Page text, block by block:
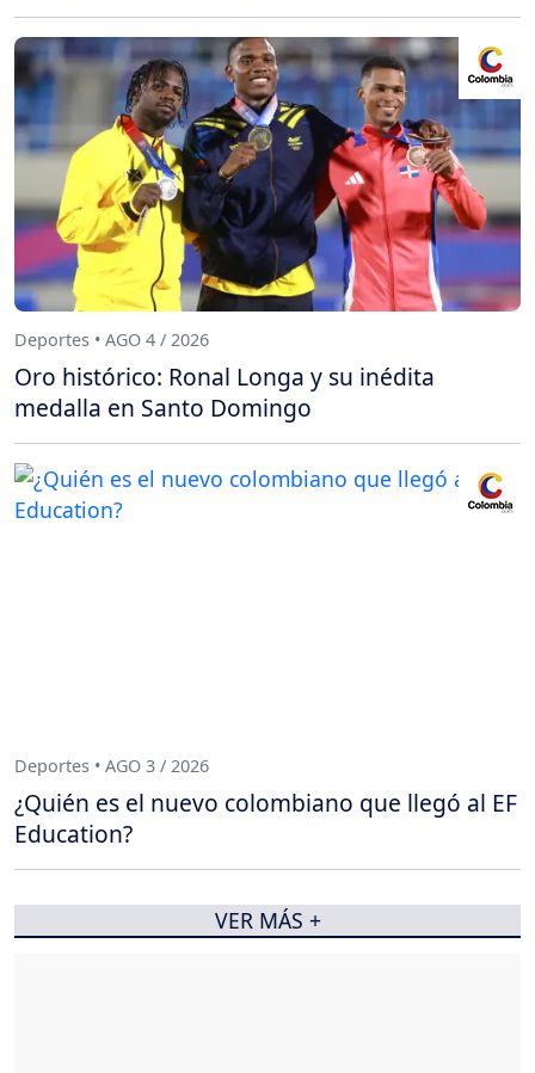
Deportes • AGO 4 / 2026
Oro histórico: Ronal Longa y su inédita
medalla en Santo Domingo
Deportes • AGO 3 / 2026
¿Quién es el nuevo colombiano que llegó al EF
Education?
VER MÁS +